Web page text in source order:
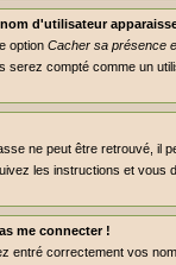
d'utilisateur
option Cacher sa présence
serez compté comme un
ne peut être retrouvé, il
les instructions et vous
me connecter !
entré correctement vos